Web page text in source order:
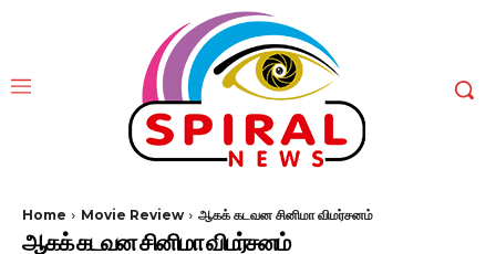
Home Movie Review ஆகக் கடவன சினிமா விமர்சனம்
ஆகக் கடவன சினிமா விமர்சனம்